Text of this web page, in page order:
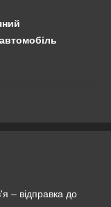
– відправка до